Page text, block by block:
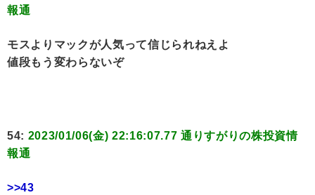
報通
モスよりマックが人気って信じられねえよ
値段もう変わらないぞ
54: 2023/01/06(金) 22:16:07.77 通りすがりの株投資情
報通
>>43